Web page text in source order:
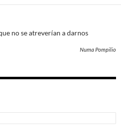
no se atreverían a darnos
Numa Pompilio